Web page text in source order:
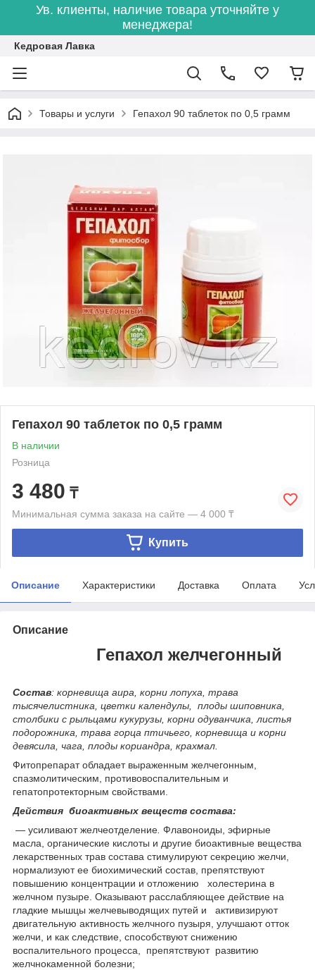
Ув. клиенты, наличие товара уточняйте у
менеджера!
Кедровая Лавка
Товары и услуги Гепахол 90 таблеток по 0,5 грамм
Гепахол 90 таблеток по 0,5 грамм
В наличии
Розница
3 480 ₸
Минимальная сумма заказа на сайте — 4 000 ₸
Купить
Описание Характеристики Доставка Оплата
Описание
Гепахол желчегонный
Состав: корневища аира, корни лопуха, трава
тысячелистника, цветки календулы, плоды шиповника,
столбики с рыльцами кукурузы, корни одуванчика, листья
подорожника, трава горца птичьего, корневища и корни
девясила, чага, плоды кориандра, крахмал.
Фитопрепарат обладает выраженным желчегонным,
спазмолитическим, противовоспалительным и
гепатопротекторным свойствами.
Действия биоактивных веществ состава:
— усиливают желчеотделение Флавоноиды, эфирные
масла, органические кислоты и другие биоактивные вещества
лекарственных трав состава стимулируют секрецию желчи,
нормализуют ее биохимический состав, препятствуют
повышению концентрации и отложению холестерина в
желчном пузыре. Оказывают расслабляющее действие на
гладкие мышцы желчевыводящих путей и активизируют
двигательную активность желчного пузыря, улучшают отток
желчи, и как следствие, способствуют снижению
воспалительного процесса, препятствуют развитию
желчнокаменной болезни;